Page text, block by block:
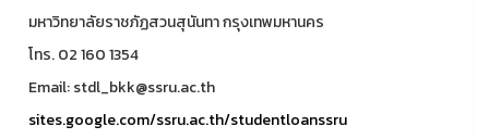
มหาวิทยาลัยราชภัฏสวนสุนันทา กรุงเทพมหานคร
โทร. 02 160 1354
Email: stdl_bkk@ssru.ac.th
sites.google.com/ssru.ac.th/studentloanssru